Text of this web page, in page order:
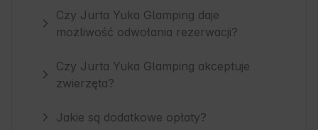
Czy Jurta Yuka Glamping daje
możliwość odwołania rezerwacji?
Czy Jurta Yuka Glamping akceptuje
zwierzęta?
Jakie są dodatkowe opłaty?